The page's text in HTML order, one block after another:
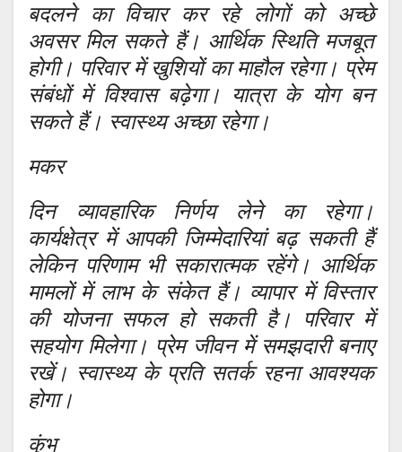
बदलने का विचार कर रहे लोगों को अच्छे
अवसर मिल सकते हैं। आर्थिक स्थिति मजबूत
होगी। परिवार में खुशियों का माहौल रहेगा। प्रेम
संबंधों में विश्वास बढ़ेगा। यात्रा के योग बन
सकते हैं। स्वास्थ्य अच्छा रहेगा।
मकर
दिन व्यावहारिक निर्णय लेने का रहेगा।
कार्यक्षेत्र में आपकी जिम्मेदारियां बढ़ सकती हैं
लेकिन परिणाम भी सकारात्मक रहेंगे। आर्थिक
मामलों में लाभ के संकेत हैं। व्यापार में विस्तार
की योजना सफल हो सकती है। परिवार में
सहयोग मिलेगा। प्रेम जीवन में समझदारी बनाए
रखें। स्वास्थ्य के प्रति सतर्क रहना आवश्यक
होगा।
कुंभ